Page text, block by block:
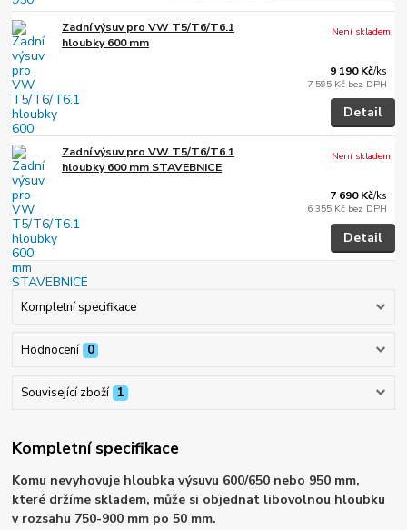
Zadní výsuv pro VW T5/T6/T6.1
hloubky 600 mm
9 190 Kč/ks
7 595 Kč bez DPH
Není skladem
Detail
Zadní výsuv pro VW T5/T6/T6.1
hloubky 600 mm STAVEBNICE
7 690 Kč/ks
6 355 Kč bez DPH
Není skladem
Detail
Kompletní specifikace
Hodnocení 0
Související zboží 1
Kompletní specifikace
Komu nevyhovuje hloubka výsuvu 600/650 nebo 950 mm,
které držíme skladem, může si objednat libovolnou hloubku
v rozsahu 750-900 mm po 50 mm.